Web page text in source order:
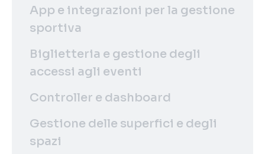
App e integrazioni per la gestione
sportiva
Biglietteria e gestione degli
accessi agli eventi
Controller e dashboard
Gestione delle superfici e degli
spazi